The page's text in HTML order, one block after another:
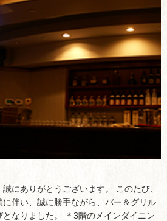
にありがとうございます。 このたび、
伴い、誠に勝手ながら、バー＆グリル
なりました。 ＊3階のメインダイニン